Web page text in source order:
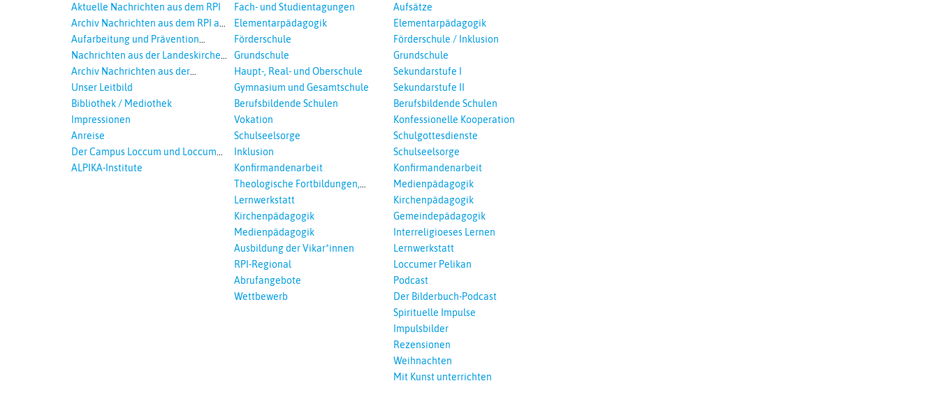
Aktuelle Nachrichten aus dem RPI
Archiv Nachrichten aus dem RPI ab
2018
Aufarbeitung und Prävention
sexualisierte Gewalt - Landeskirche
Nachrichten aus der Landeskirche
Hannovers
Archiv Nachrichten aus der
Landeskirche in Auswahl
Unser Leitbild
Bibliothek / Mediothek
Impressionen
Anreise
Der Campus Loccum und Loccumer
Einrichtungen
ALPIKA-Institute
Fach- und Studientagungen
Elementarpädagogik
Förderschule
Grundschule
Haupt-, Real- und Oberschule
Gymnasium und Gesamtschule
Berufsbildende Schulen
Vokation
Schulseelsorge
Inklusion
Konfirmandenarbeit
Theologische Fortbildungen,
Ökumenisches und Interreligöses
Lernwerkstatt
Kirchenpädagogik
Medienpädagogik
Ausbildung der Vikar*innen
RPI-Regional
Abrufangebote
Wettbewerb
Aufsätze
Elementarpädagogik
Förderschule / Inklusion
Grundschule
Sekundarstufe I
Sekundarstufe II
Berufsbildende Schulen
Konfessionelle Kooperation
Schulgottesdienste
Schulseelsorge
Konfirmandenarbeit
Medienpädagogik
Kirchenpädagogik
Gemeindepädagogik
Interreligioeses Lernen
Lernwerkstatt
Loccumer Pelikan
Podcast
Der Bilderbuch-Podcast
Spirituelle Impulse
Impulsbilder
Rezensionen
Weihnachten
Mit Kunst unterrichten